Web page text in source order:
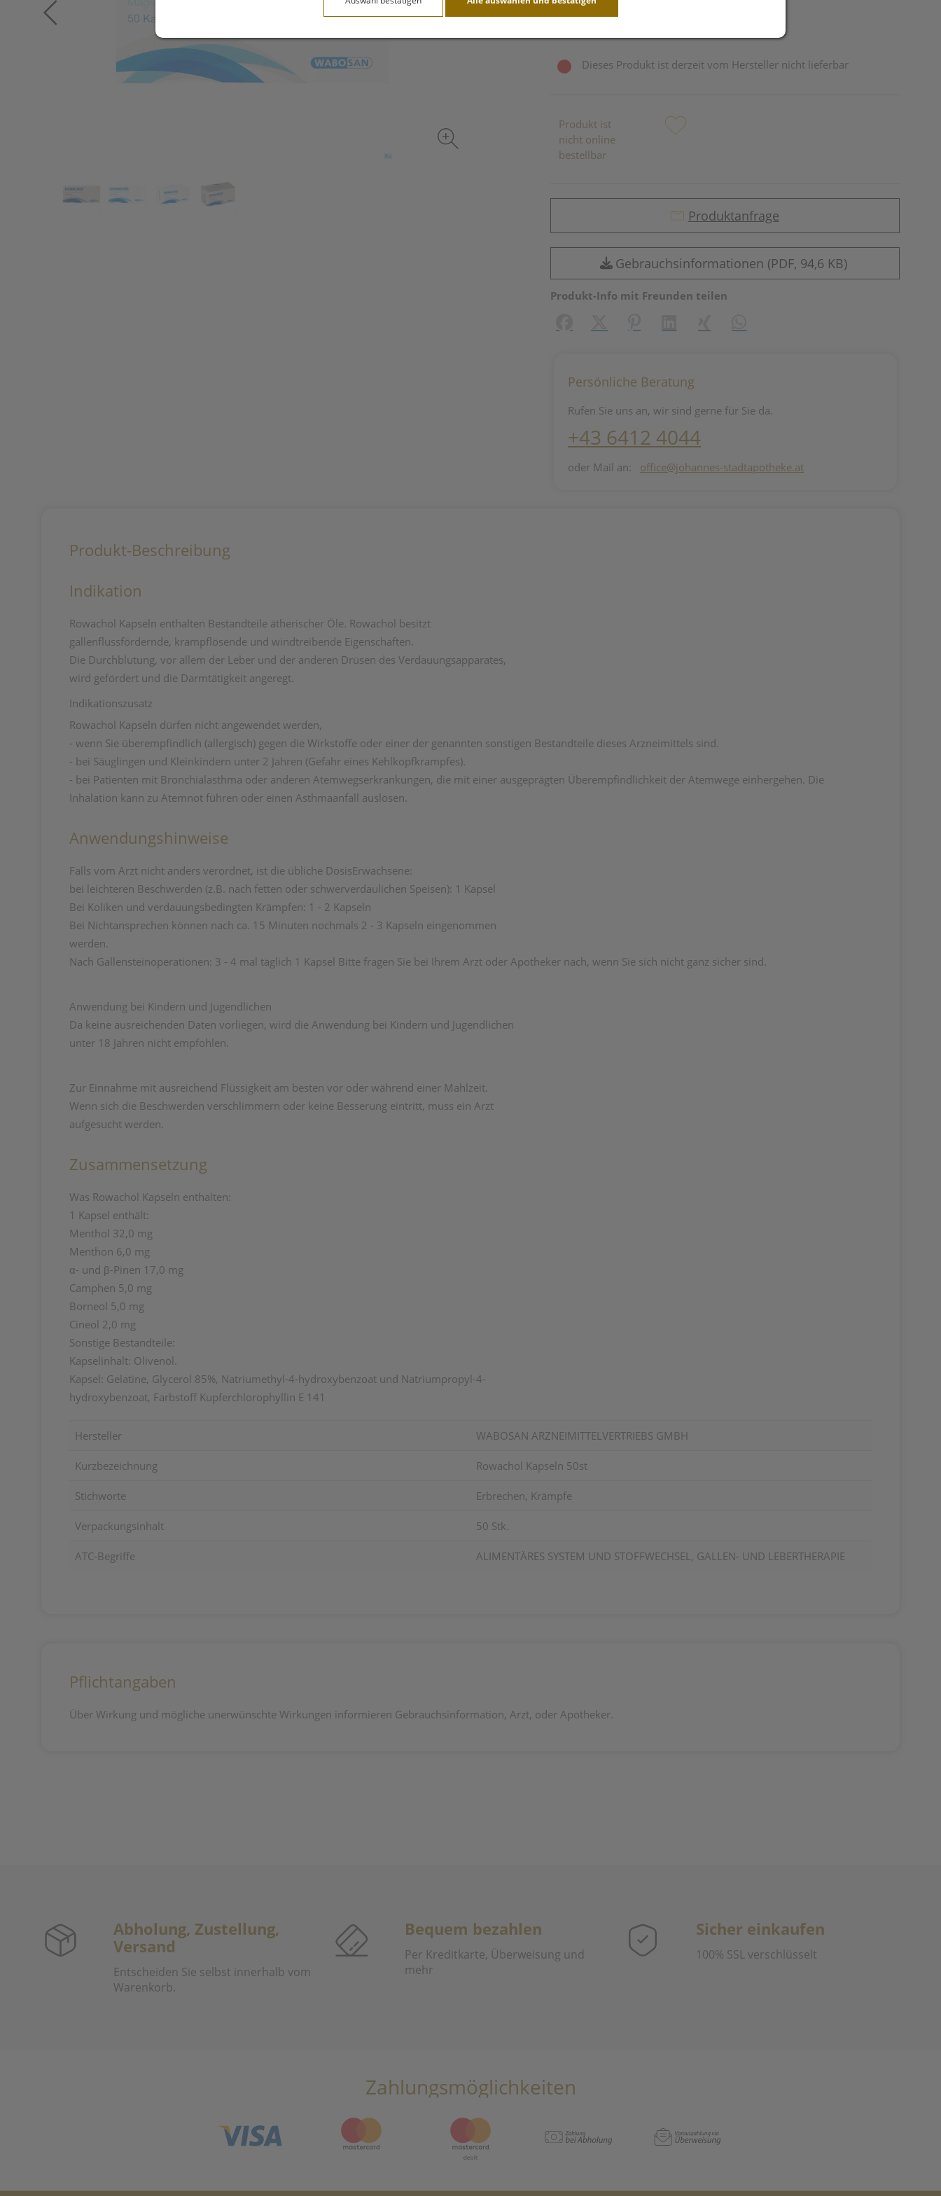
Dieses Produkt ist derzeit vom Hersteller nicht lieferbar
Produkt ist
nicht online
bestellbar
Produktanfrage
Gebrauchsinformationen (PDF, 94,6 KB)
Produkt-Info mit Freunden teilen
Persönliche Beratung
Rufen Sie uns an, wir sind gerne für Sie da.
+43 6412 4044
oder Mail an: office@johannes-stadtapotheke.at
Produkt-Beschreibung
Indikation
Rowachol Kapseln enthalten Bestandteile ätherischer Öle. Rowachol besitzt
gallenflussfördernde, krampflösende und windtreibende Eigenschaften.
Die Durchblutung, vor allem der Leber und der anderen Drüsen des Verdauungsapparates,
wird gefördert und die Darmtätigkeit angeregt.
Indikationszusatz
Rowachol Kapseln dürfen nicht angewendet werden,
- wenn Sie überempfindlich (allergisch) gegen die Wirkstoffe oder einer der genannten sonstigen Bestandteile dieses Arzneimittels sind.
- bei Säuglingen und Kleinkindern unter 2 Jahren (Gefahr eines Kehlkopfkrampfes).
- bei Patienten mit Bronchialasthma oder anderen Atemwegserkrankungen, die mit einer ausgeprägten Überempfindlichkeit der Atemwege einhergehen. Die
Inhalation kann zu Atemnot führen oder einen Asthmaanfall auslösen.
Anwendungshinweise
Falls vom Arzt nicht anders verordnet, ist die übliche DosisErwachsene:
bei leichteren Beschwerden (z.B. nach fetten oder schwerverdaulichen Speisen): 1 Kapsel
Bei Koliken und verdauungsbedingten Krämpfen: 1 - 2 Kapseln
Bei Nichtansprechen können nach ca. 15 Minuten nochmals 2 - 3 Kapseln eingenommen
werden.
Nach Gallensteinoperationen: 3 - 4 mal täglich 1 Kapsel Bitte fragen Sie bei Ihrem Arzt oder Apotheker nach, wenn Sie sich nicht ganz sicher sind.
Anwendung bei Kindern und Jugendlichen
Da keine ausreichenden Daten vorliegen, wird die Anwendung bei Kindern und Jugendlichen
unter 18 Jahren nicht empfohlen.
Zur Einnahme mit ausreichend Flüssigkeit am besten vor oder während einer Mahlzeit.
Wenn sich die Beschwerden verschlimmern oder keine Besserung eintritt, muss ein Arzt
aufgesucht werden.
Zusammensetzung
Was Rowachol Kapseln enthalten:
1 Kapsel enthält:
Menthol 32,0 mg
Menthon 6,0 mg
α- und β-Pinen 17,0 mg
Camphen 5,0 mg
Borneol 5,0 mg
Cineol 2,0 mg
Sonstige Bestandteile:
Kapselinhalt: Olivenöl.
Kapsel: Gelatine, Glycerol 85%, Natriumethyl-4-hydroxybenzoat und Natriumpropyl-4-
hydroxybenzoat, Farbstoff Kupferchlorophyllin E 141
Hersteller WABOSAN ARZNEIMITTELVERTRIEBS GMBH
Kurzbezeichnung Rowachol Kapseln 50st
Stichworte Erbrechen, Krämpfe
Verpackungsinhalt 50 Stk.
ATC-Begriffe ALIMENTÄRES SYSTEM UND STOFFWECHSEL, GALLEN- UND LEBERTHERAPIE
Pflichtangaben
Über Wirkung und mögliche unerwünschte Wirkungen informieren Gebrauchsinformation, Arzt, oder Apotheker.
Abholung, Zustellung,
Versand
Entscheiden Sie selbst innerhalb vom
Warenkorb.
Bequem bezahlen
Per Kreditkarte, Überweisung und
mehr
Sicher einkaufen
100% SSL verschlüsselt
Zahlungsmöglichkeiten